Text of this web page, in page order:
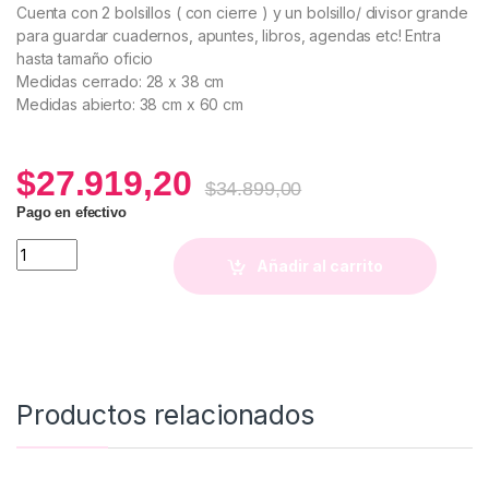
Cuenta con 2 bolsillos ( con cierre ) y un bolsillo/ divisor grande
para guardar cuadernos, apuntes, libros, agendas etc! Entra
hasta tamaño oficio
Medidas cerrado: 28 x 38 cm
Medidas abierto: 38 cm x 60 cm
$27.919,20 $34.899,00
Pago en efectivo
Sobre A4 con divisiones (Estampa Agus) quantity
Añadir al carrito
Productos relacionados